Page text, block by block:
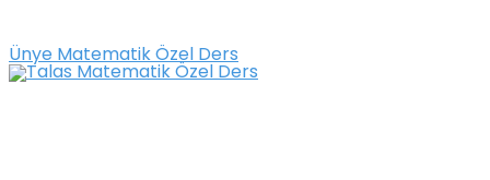
Ünye Matematik Özel Ders